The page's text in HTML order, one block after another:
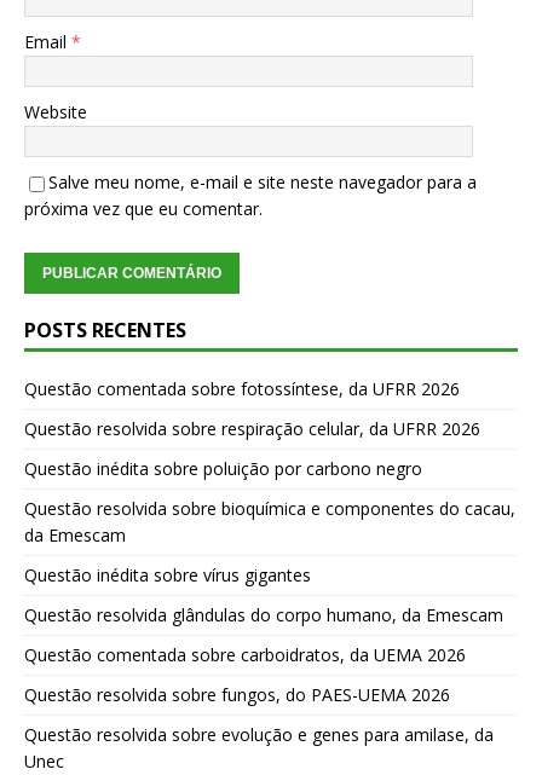
Email *
Website
Salve meu nome, e-mail e site neste navegador para a
próxima vez que eu comentar.
POSTS RECENTES
Questão comentada sobre fotossíntese, da UFRR 2026
Questão resolvida sobre respiração celular, da UFRR 2026
Questão inédita sobre poluição por carbono negro
Questão resolvida sobre bioquímica e componentes do cacau,
da Emescam
Questão inédita sobre vírus gigantes
Questão resolvida glândulas do corpo humano, da Emescam
Questão comentada sobre carboidratos, da UEMA 2026
Questão resolvida sobre fungos, do PAES-UEMA 2026
Questão resolvida sobre evolução e genes para amilase, da
Unec